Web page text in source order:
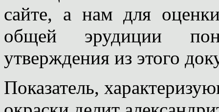
сайте, а нам для
общей эрудиции
утверждения из этого
Показатель,